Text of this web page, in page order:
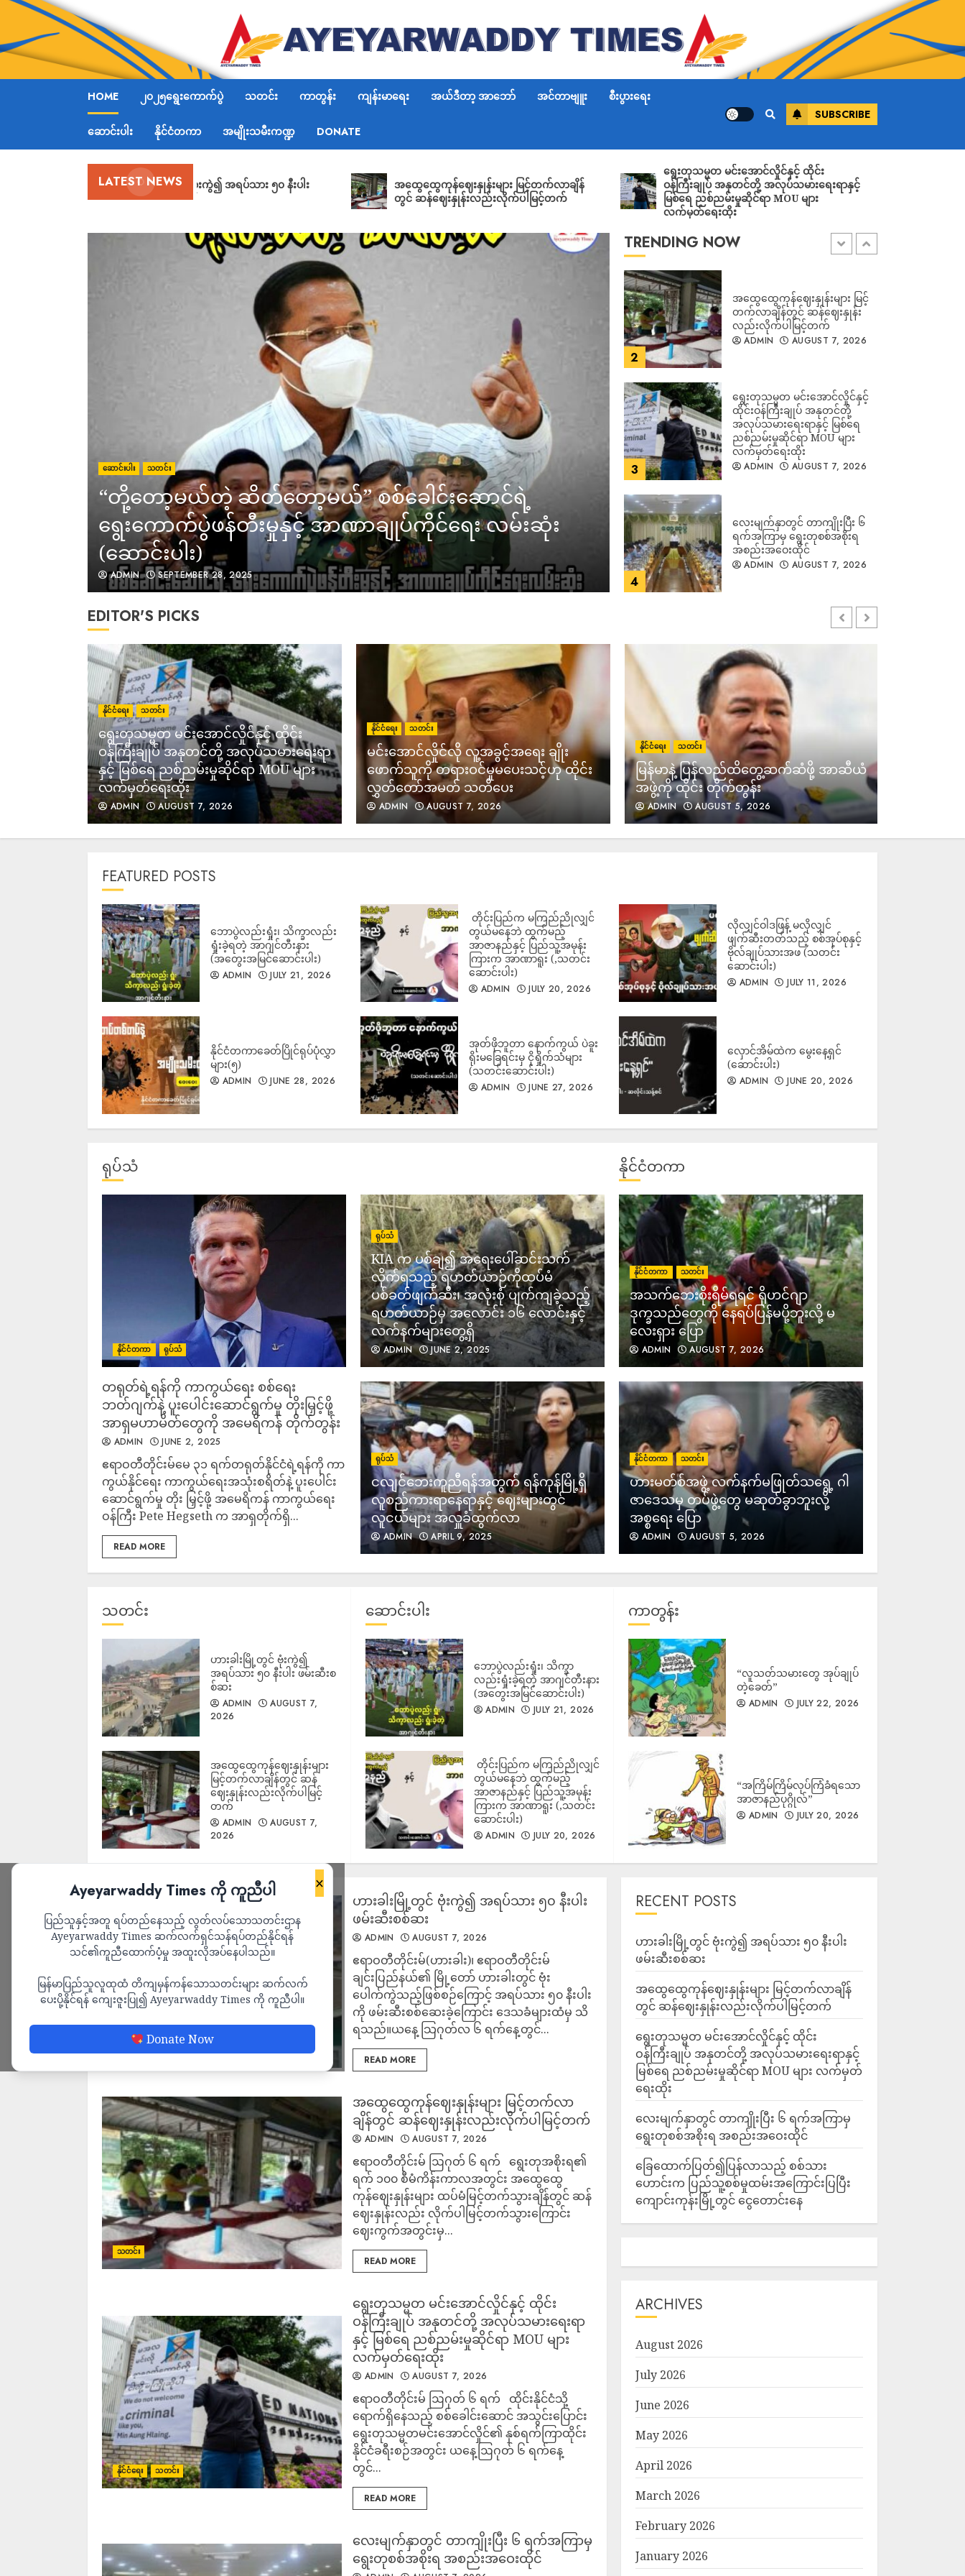
HOME ၂၀၂၅ရွေးကောက်ပွဲ သတင်း ကာတွန်း ကျန်းမာရေး အယ်ဒီတာ့ အာဘော် အင်တာဗျူး စီးပွားရေး
ဆောင်းပါး နိုင်ငံတကာ အမျိုးသမီးကဏ္ဍ DONATE
SUBSCRIBE
LATEST NEWS
ဟားခါးမြို့တွင် ဗုံးကွဲ၍ အရပ်သား ၅၀ နီးပါး
ဖမ်းဆီးစစ်ဆး
အထွေထွေကုန်ဈေးနှုန်းများ မြင့်တက်လာချိန်
တွင် ဆန်ဈေးနှုန်းလည်းလိုက်ပါမြင့်တက်
ရွေးတုသမ္မတ မင်းအောင်လှိုင်နှင့် ထိုင်း
ဝန်ကြီးချုပ် အနုတင်တို့ အလုပ်သမားရေးရာနှင့်
မြစ်ရေ ညစ်ညမ်းမှုဆိုင်ရာ MOU များ
လက်မှတ်ရေးထိုး
ဆောင်းပါး သတင်း
“တို့တော့မယ်တဲ့ ဆိတ်တော့မယ်” စစ်ခေါင်းဆောင်ရဲ့
ရွေးကောက်ပွဲဖန်တီးမှုနှင့် အာဏာချုပ်ကိုင်ရေး လမ်းဆုံး
(ဆောင်းပါး)
ADMIN SEPTEMBER 28, 2025
TRENDING NOW
ကြို့ပင်ကောက်တွင် ရွေးတု
အစိုးရစစ်တပ်က “မကြောက်ကြပါ
နဲ့” ဟု လိုက်လံစည်းရုံးနေ
ပြီး ပြည်သူများကို ပစ်သတ်၍ ၁ ဦး
သေဆုံးကာ ၆ ဦးဒဏ်ရာရ
1
ဟားခါးမြို့တွင် ဗုံးကွဲ၍ အရပ်သား
၅၀ နီးပါး ဖမ်းဆီးစစ်ဆး
2
အထွေထွေကုန်ဈေးနှုန်းများ မြင့်
တက်လာချိန်တွင် ဆန်ဈေးနှုန်း
လည်းလိုက်ပါမြင့်တက်
ADMIN AUGUST 7, 2026
3
ရွေးတုသမ္မတ မင်းအောင်လှိုင်နှင့်
ထိုင်းဝန်ကြီးချုပ် အနုတင်တို့
အလုပ်သမားရေးရာနှင့် မြစ်ရေ
ညစ်ညမ်းမှုဆိုင်ရာ MOU များ
လက်မှတ်ရေးထိုး
ADMIN AUGUST 7, 2026
4
လေးမျက်နှာတွင် တာကျိုးပြီး ၆
ရက်အကြာမှ ရွေးတုစစ်အစိုးရ
အစည်းအဝေးထိုင်
ADMIN AUGUST 7, 2026
ခြေထောက်ပြတ်၍ပြန်လာသည့်
စစ်သားဟောင်းက ပြည်သူ့စစ်မှု
ထမ်းအကြောင်းပြပြီး ကျောင်း
ကုန်းမြို့တွင် ငွေတောင်းနေ
ADMIN AUGUST 7, 2026
6
အသက်ဘေးစိုးရိမ်ရရင် ရိုဟင်ဂျာ
ဒုက္ခသည်တွေကို နေရပ်ပြန်မပို့ဘူး
လို့ မလေးရှား ပြော
ADMIN AUGUST 7, 2026
7
ကြို့ပင်ကောက်တွင် ရွေးတု
ADMIN AUGUST 7, 2026
1
ဟားခါးမြို့တွင် ဗုံးကွဲ၍ အရပ်သား
၅၀ နီးပါး ဖမ်းဆီးစစ်ဆး
အထွေထွေကုန်ဈေးနှုန်းများ မြင့်
ADMIN AUGUST 7, 2026
3
ထိုင်းဝန်ကြီးချုပ် အနုတင်တို့
အလုပ်သမားရေးရာနှင့် မြစ်ရေ
ညစ်ညမ်းမှုဆိုင်ရာ MOU များ
လက်မှတ်ရေးထိုး
ADMIN AUGUST 7, 2026
EDITOR'S PICKS
နိုင်ငံရေး သတင်း
ရွေးတုသမ္မတ မင်းအောင်လှိုင်နှင့် ထိုင်း
ဝန်ကြီးချုပ် အနုတင်တို့ အလုပ်သမားရေးရာ
နှင့် မြစ်ရေ ညစ်ညမ်းမှုဆိုင်ရာ MOU များ
လက်မှတ်ရေးထိုး
ADMIN AUGUST 7, 2026
နိုင်ငံရေး သတင်း
မင်းအောင်လှိုင်လို လူ့အခွင့်အရေး ချိုး
ဖောက်သူကို တရားဝင်မှုမပေးသင့်ဟု ထိုင်း
လွှတ်တော်အမတ် သတိပေး
ADMIN AUGUST 7, 2026
နိုင်ငံရေး သတင်း
မြန်မာနဲ့ ပြန်လည်ထိတွေ့ဆက်ဆံဖို့ အာဆီယံ
အဖွဲ့ကို ထိုင်း တိုက်တွန်း
ADMIN AUGUST 5, 2026
FEATURED POSTS
ဘောပွဲလည်းရှုံး၊ သိက္ခာလည်း
ရှုံးခဲ့ရတဲ့ အာဂျင်တီးနား
(အတွေးအမြင်ဆောင်းပါး)
ADMIN JULY 21, 2026
‎ တိုင်းပြည်က မကြည်ညိုလျှင်
တွယ်မနေဘဲ ထွက်မည့်
အာဇာနည်နှင့် ပြည်သူ့အမုန်း
ကြားက အာဏာရူး (,သတင်း
ဆောင်းပါး)
ADMIN JULY 20, 2026
လိုလျှင်ဝါဒဖြန့် မလိုလျှင်
ဖျက်ဆီးတတ်သည့် စစ်အုပ်စုနှင့်
ဗိုလ်ချုပ်သားအဖ (သတင်း
ဆောင်းပါး)
ADMIN JULY 11, 2026
နိုင်ငံတကာခေတ်ပြိုင်ရုပ်ပုံလွှာ
များ(၅)
ADMIN JUNE 28, 2026
အုတ်ဖိုဘူတာ နောက်ကွယ် ပဲခူး
ရိုးမခြေရင်းမှ ငိုရှိုက်သံများ
(သတင်းဆောင်းပါး)
ADMIN JUNE 27, 2026
လှောင်အိမ်ထဲက မွေးနေ့ရှင်
(ဆောင်းပါး)
ADMIN JUNE 20, 2026
ရုပ်သံ
နိုင်ငံတကာ ရုပ်သံ
တရုတ်ရဲ့ရန်ကို ကာကွယ်ရေး စစ်ရေး
ဘတ်ဂျက်နဲ့ ပူးပေါင်းဆောင်ရွက်မှု တိုးမြှင့်ဖို့
အာရှမဟာမိတ်တွေကို အမေရိကန် တိုက်တွန်း
ADMIN JUNE 2, 2025
ဧရာဝတီတိုင်းမ်မေ ၃၁ ရက်တရုတ်နိုင်ငံရဲ့ရန်ကို ကာ
ကွယ်နိုင်ရေး ကာကွယ်ရေးအသုံးစရိတ်နဲ့ ပူးပေါင်း
ဆောင်ရွက်မှု တိုး မြှင့်ဖို့ အမေရိကန် ကာကွယ်ရေး
ဝန်ကြီး Pete Hegseth က အာရှတိုက်ရှိ...
READ MORE
ရုပ်သံ
KIA က ပစ်ချ၍ အရေးပေါ်ဆင်းသက်
လိုက်ရသည့် ရဟတ်ယာဉ်ကိုထပ်မံ
ပစ်ခတ်ဖျက်ဆီး၊ အလုံးစုံ ပျက်ကျခဲ့သည့်
ရဟတ်ယာဉ်မှ အလောင်း ၁၆ လောင်းနှင့်
လက်နက်များတွေ့ရှိ
ADMIN JUNE 2, 2025
ရုပ်သံ
ငလျင်ဘေးကူညီရန်အတွက် ရန်ကုန်မြို့ရှိ
လူစည်ကားရာနေရာနှင့် ဈေးများတွင်
လူငယ်များ အလှူခံထွက်လာ
ADMIN APRIL 9, 2025
နိုင်ငံတကာ
နိုင်ငံတကာ သတင်း
အသက်ဘေးစိုးရိမ်ရရင် ရိုဟင်ဂျာ
ဒုက္ခသည်တွေကို နေရပ်ပြန်မပို့ဘူးလို့ မ
လေးရှား ပြော
ADMIN AUGUST 7, 2026
နိုင်ငံတကာ သတင်း
ဟားမတ်စ်အဖွဲ့ လက်နက်မဖြုတ်သရွေ့ ဂါ
ဇာဒေသမှ တပ်ဖွဲ့တွေ မဆုတ်ခွာဘူးလို့
အစ္စရေး ပြော
ADMIN AUGUST 5, 2026
သတင်း
ဟားခါးမြို့တွင် ဗုံးကွဲ၍
အရပ်သား ၅၀ နီးပါး ဖမ်းဆီးစ
စ်ဆး
ADMIN
AUGUST 7,
2026
အထွေထွေကုန်ဈေးနှုန်းများ
မြင့်တက်လာချိန်တွင် ဆန်
ဈေးနှုန်းလည်းလိုက်ပါမြင့်
တက်
ADMIN
AUGUST 7,
2026
ဆောင်းပါး
ဘောပွဲလည်းရှုံး၊ သိက္ခာ
လည်းရှုံးခဲ့ရတဲ့ အာဂျင်တီးနား
(အတွေးအမြင်ဆောင်းပါး)
ADMIN JULY 21, 2026
‎ တိုင်းပြည်က မကြည်ညိုလျှင်
တွယ်မနေဘဲ ထွက်မည့်
အာဇာနည်နှင့် ပြည်သူ့အမုန်း
ကြားက အာဏာရူး (,သတင်း
ဆောင်းပါး)
ADMIN JULY 20, 2026
ကာတွန်း
“လူသတ်သမားတွေ အုပ်ချုပ်
တဲ့ခေတ်”
ADMIN JULY 22, 2026
“အကြိမ်ကြိမ်လုပ်ကြံခံရသော
အာဇာနည်ပုဂ္ဂိုလ်”
ADMIN JULY 20, 2026
×
Ayeyarwaddy Times ကို ကူညီပါ
ပြည်သူနှင့်အတူ ရပ်တည်နေသည့် လွတ်လပ်သောသတင်းဌာန
Ayeyarwaddy Times ဆက်လက်ရှင်သန်ရပ်တည်နိုင်ရန်
သင်၏ကူညီထောက်ပံ့မှု အထူးလိုအပ်နေပါသည်။
မြန်မာပြည်သူလူထုထံ တိကျမှန်ကန်သောသတင်းများ ဆက်လက်
ပေးပို့နိုင်ရန် ကျေးဇူးပြု၍ Ayeyarwaddy Times ကို ကူညီပါ။
Donate Now
ဟားခါးမြို့တွင် ဗုံးကွဲ၍ အရပ်သား ၅၀ နီးပါး
ဖမ်းဆီးစစ်ဆး
ADMIN AUGUST 7, 2026
ဧရာဝတီတိုင်းမ်(ဟားခါး)၊ ဧရာဝတီတိုင်းမ်
ချင်းပြည်နယ်၏ မြို့တော် ဟားခါးတွင် ဗုံး
ပေါက်ကွဲသည့်ဖြစ်စဉ်ကြောင့် အရပ်သား ၅၀ နီးပါး
ကို ဖမ်းဆီးစစ်ဆေးခဲ့ကြောင်း ဒေသခံများထံမှ သိ
ရသည်။ယနေ့ သြဂုတ်လ ၆ ရက်နေ့တွင်...
READ MORE
သတင်း
အထွေထွေကုန်ဈေးနှုန်းများ မြင့်တက်လာ
ချိန်တွင် ဆန်ဈေးနှုန်းလည်းလိုက်ပါမြင့်တက်
ADMIN AUGUST 7, 2026
ဧရာဝတီတိုင်းမ် ဩဂုတ် ၆ ရက် ရွေးတုအစိုးရ၏
ရက် ၁၀၀ စီမံကိန်းကာလအတွင်း အထွေထွေ
ကုန်ဈေးနှုန်းများ ထပ်မံမြင့်တက်သွားချိန်တွင် ဆန်
ဈေးနှုန်းလည်း လိုက်ပါမြင့်တက်သွားကြောင်း
ဈေးကွက်အတွင်းမှ...
READ MORE
နိုင်ငံရေး သတင်း
ရွေးတုသမ္မတ မင်းအောင်လှိုင်နှင့် ထိုင်း
ဝန်ကြီးချုပ် အနုတင်တို့ အလုပ်သမားရေးရာ
နှင့် မြစ်ရေ ညစ်ညမ်းမှုဆိုင်ရာ MOU များ
လက်မှတ်ရေးထိုး
ADMIN AUGUST 7, 2026
ဧရာဝတီတိုင်းမ် ဩဂုတ် ၆ ရက် ထိုင်းနိုင်ငံသို့
ရောက်ရှိနေသည့် စစ်ခေါင်းဆောင် အသွင်းပြောင်း
ရွေးတုသမ္မတမင်းအောင်လှိုင်၏ နှစ်ရက်ကြာထိုင်း
နိုင်ငံခရီးစဉ်အတွင်း ယနေ့ဩဂုတ် ၆ ရက်နေ့
တွင်...
READ MORE
လေးမျက်နှာတွင် တာကျိုးပြီး ၆ ရက်အကြာမှ
ရွေးတုစစ်အစိုးရ အစည်းအဝေးထိုင်
RECENT POSTS
ဟားခါးမြို့တွင် ဗုံးကွဲ၍ အရပ်သား ၅၀ နီးပါး
ဖမ်းဆီးစစ်ဆး
အထွေထွေကုန်ဈေးနှုန်းများ မြင့်တက်လာချိန်
တွင် ဆန်ဈေးနှုန်းလည်းလိုက်ပါမြင့်တက်
ရွေးတုသမ္မတ မင်းအောင်လှိုင်နှင့် ထိုင်း
ဝန်ကြီးချုပ် အနုတင်တို့ အလုပ်သမားရေးရာနှင့်
မြစ်ရေ ညစ်ညမ်းမှုဆိုင်ရာ MOU များ လက်မှတ်
ရေးထိုး
လေးမျက်နှာတွင် တာကျိုးပြီး ၆ ရက်အကြာမှ
ရွေးတုစစ်အစိုးရ အစည်းအဝေးထိုင်
ခြေထောက်ပြတ်၍ပြန်လာသည့် စစ်သား
ဟောင်းက ပြည်သူ့စစ်မှုထမ်းအကြောင်းပြပြီး
ကျောင်းကုန်းမြို့တွင် ငွေတောင်းနေ
ARCHIVES
August 2026
July 2026
June 2026
May 2026
April 2026
March 2026
February 2026
January 2026